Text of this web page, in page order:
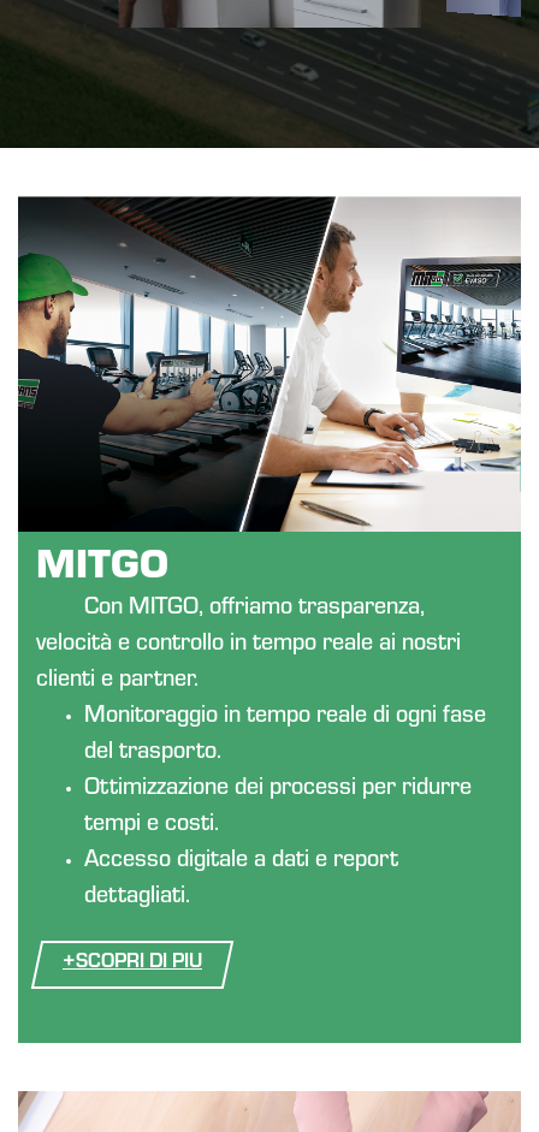
MITGO
Con MITGO, offriamo trasparenza,
velocità e controllo in tempo reale ai nostri
clienti e partner.
Monitoraggio in tempo reale di ogni fase
del trasporto.
Ottimizzazione dei processi per ridurre
tempi e costi.
Accesso digitale a dati e report
dettagliati.
+SCOPRI DI PIU